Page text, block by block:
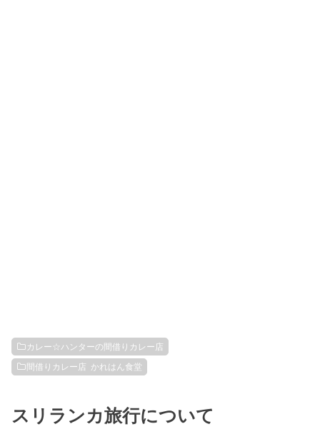
カレー☆ハンターの間借りカレー店
間借りカレー店 かれはん食堂
スリランカ旅行について